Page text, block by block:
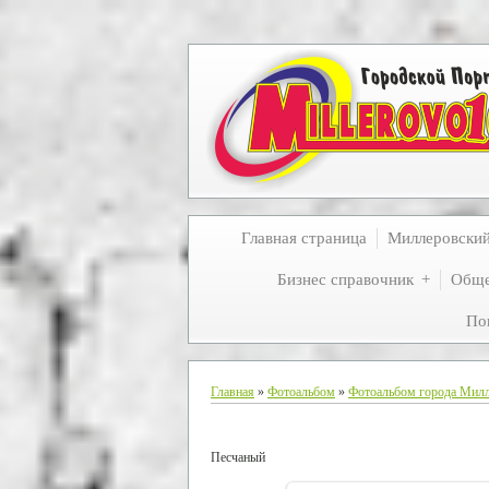
Главная страница
Бизнес справочник
Главная » Фотоальбом » Фотоальбом города
Песчаный